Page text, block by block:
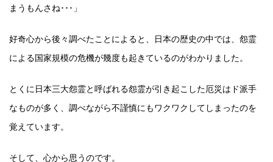
まうもんさね･･･」
好奇心から後々調べたことによると、日本の歴史の中では、怨霊
による国家規模の危機が幾度も起きているのがわかりました。
とくに日本三大怨霊と呼ばれる怨霊が引き起こした厄災はド派手
なものが多く、調べながら不謹慎にもワクワクしてしまったのを
覚えています。
そして、心から思うのです。